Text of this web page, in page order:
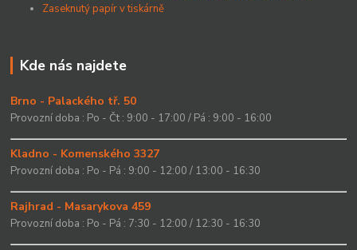
Zaseknutý papír v tiskárně
Kde nás najdete
Brno - Palackého tř. 50
Provozní doba : Po - Čt : 9:00 - 17:00 / Pá : 9:00 - 16:00
Kladno - Komenského 3327
Provozní doba : Po - Pá : 9:00 - 12:00 / 13:00 - 16:30
Rajhrad - Masarykova 459
Provozní doba : Po - Pá : 7:30 - 12:00 / 12:30 - 16:30